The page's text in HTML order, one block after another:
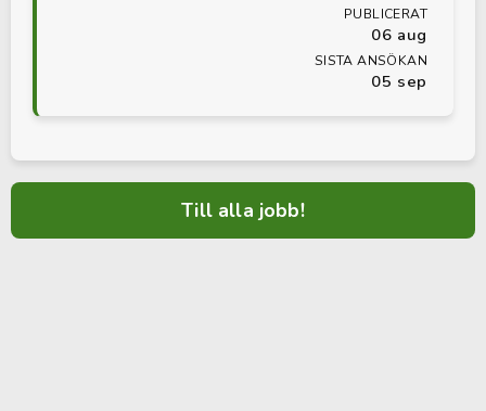
PUBLICERAT
06 aug
SISTA ANSÖKAN
05 sep
Till alla jobb!